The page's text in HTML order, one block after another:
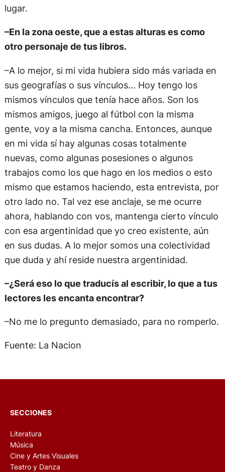
lugar.
–En la zona oeste, que a estas alturas es como
otro personaje de tus libros.
–A lo mejor, si mi vida hubiera sido más variada en
sus geografías o sus vínculos… Hoy tengo los
mismos vínculos que tenía hace años. Son los
mismos amigos, juego al fútbol con la misma
gente, voy a la misma cancha. Entonces, aunque
en mi vida sí hay algunas cosas totalmente
nuevas, como algunas posesiones o algunos
trabajos como los que hago en los medios o esto
mismo que estamos haciendo, esta entrevista, por
otro lado no. Tal vez ese anclaje, se me ocurre
ahora, hablando con vos, mantenga cierto vínculo
con esa argentinidad que yo creo existente, aún
en sus dudas. A lo mejor somos una colectividad
que duda y ahí reside nuestra argentinidad.
–¿Será eso lo que traducís al escribir, lo que a tus
lectores les encanta encontrar?
–No me lo pregunto demasiado, para no romperlo.
Fuente: La Nacion
SECCIONES
Literatura
Música
Cine y Artes Visuales
Teatro y Danza